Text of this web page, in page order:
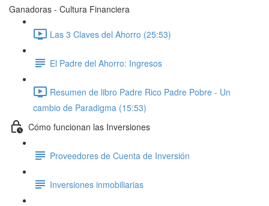
Ganadoras - Cultura Financiera
Las 3 Claves del Ahorro (25:53)
El Padre del Ahorro: Ingresos
Resumen de libro Padre Rico Padre Pobre - Un
cambio de Paradigma (15:53)
Cómo funcionan las Inversiones
Proveedores de Cuenta de Inversión
Inversiones inmobiliarias